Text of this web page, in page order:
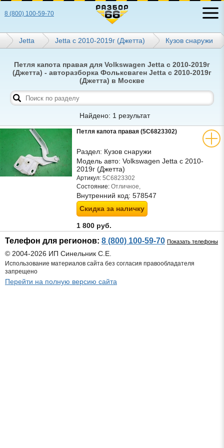
8 (800) 100-59-70
Jetta Jetta с 2010-2019г (Джетта) Кузов снаружи
Петля капота правая для Volkswagen Jetta с 2010-2019г
(Джетта) - авторазборка Фольксваген Jetta с 2010-2019г
(Джетта) в Москве
Найдено: 1 результат
Петля капота правая (5С6823302)
Раздел: Кузов снаружи
Модель авто: Volkswagen Jetta с 2010-
2019г (Джетта)
Артикул: 5С6823302
Состояние: Отличное,
Внутренний код: 578547
Скидка за наличку
1 800 руб.
Телефон для регионов: 8 (800) 100-59-70 Показать телефоны
© 2004-2026 ИП Синельник С.Е.
Использование материалов сайта без согласия правообладателя
запрещено
Перейти на полную версию сайта